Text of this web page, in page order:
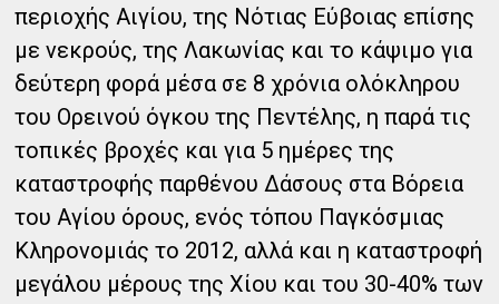
περιοχής Αιγίου, της Νότιας Εύβοιας επίσης
με νεκρούς, της Λακωνίας και το κάψιμο για
δεύτερη φορά μέσα σε 8 χρόνια ολόκληρου
του Ορεινού όγκου της Πεντέλης, η παρά τις
τοπικές βροχές και για 5 ημέρες της
καταστροφής παρθένου Δάσους στα Βόρεια
του Αγίου όρους, ενός τόπου Παγκόσμιας
Κληρονομιάς το 2012, αλλά και η καταστροφή
μεγάλου μέρους της Χίου και του 30-40% των